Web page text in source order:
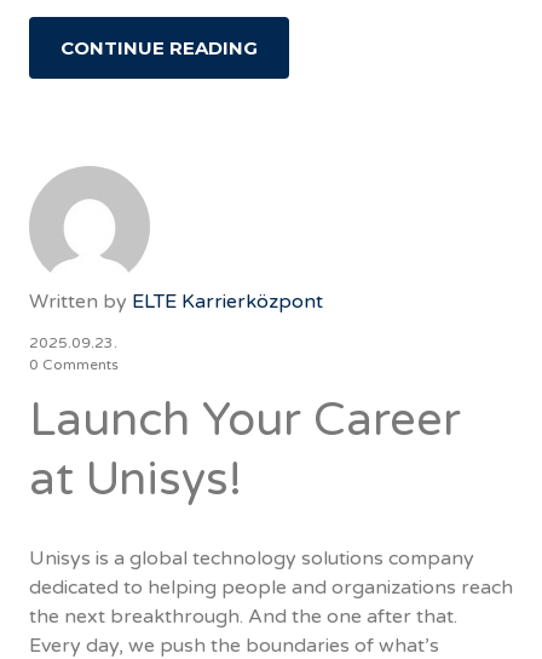
CONTINUE READING
Written by ELTE Karrierközpont
2025.09.23.
0 Comments
Launch Your Career
at Unisys!
Unisys is a global technology solutions company
dedicated to helping people and organizations reach
the next breakthrough. And the one after that.
Every day, we push the boundaries of what’s